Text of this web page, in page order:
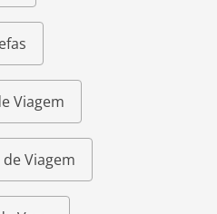
Viagem
Viagem